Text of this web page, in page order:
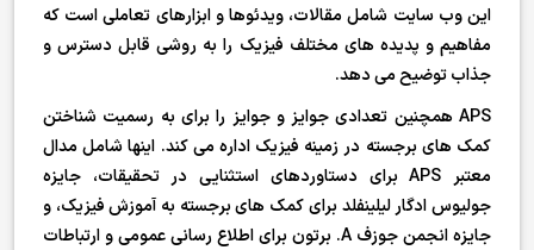
این وب سایت شامل مقالات، ویدئوها و ابزارهای تعاملی است که
مفاهیم و پدیده های مختلف فیزیک را به روشی قابل دسترس و
جذاب توضیح می دهد.
APS همچنین تعدادی جوایز و جوایز را برای به رسمیت شناختن
کمک های برجسته در زمینه فیزیک اداره می کند. اینها شامل مدال
معتبر APS برای دستاوردهای استثنایی در تحقیقات، جایزه
جولیوس ادگار لیلینفلد برای کمک های برجسته به آموزش فیزیک، و
جایزه انجمن جوزف A. برتون برای اطلاع رسانی عمومی و ارتباطات